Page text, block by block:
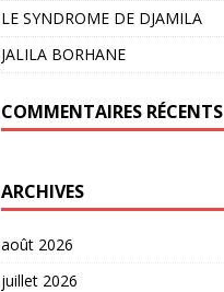
LE SYNDROME DE DJAMILA
JALILA BORHANE
COMMENTAIRES RÉCENTS
ARCHIVES
août 2026
juillet 2026